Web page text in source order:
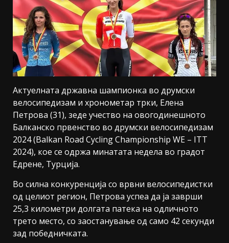
Актуелната државна шампионка во друмски
велосипедизам и хронометар трки, Елена
Петрова (31), зеде учество на овогодинешното
Балканско првенство во друмски велосипедизам
2024 (Balkan Road Cycling Championship WE – ITT
2024), кое се одржа минатата недела во градот
Едрене, Турција.
Во силна конкуренција со врвни велосипедистки
од целиот регион, Петрова успеа да ја заврши
25,3 километри долгата патека на одличното
трето место, со заостанување од само 42 секунди
зад победничката.